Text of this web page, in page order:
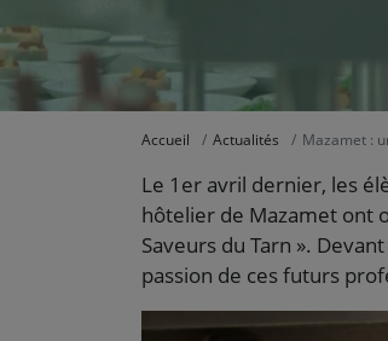
Accueil Actualités Mazamet :
Le 1er avril dernier, les
hôtelier de Mazamet ont
Saveurs du Tarn ».
passion de ces futurs